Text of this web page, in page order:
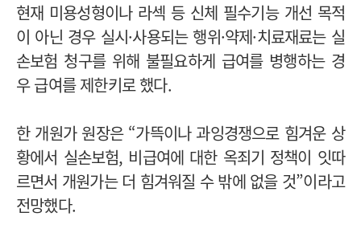
현재 미용성형이나 라섹 등 신체 필수기능 개선 목적
이 아닌 경우 실시·사용되는 행위·약제·치료재료는 실
손보험 청구를 위해 불필요하게 급여를 병행하는 경
우 급여를 제한키로 했다.
한 개원가 원장은 “가뜩이나 과잉경쟁으로 힘겨운 상
황에서 실손보험, 비급여에 대한 옥죄기 정책이 잇따
르면서 개원가는 더 힘겨워질 수 밖에 없을 것”이라고
전망했다.